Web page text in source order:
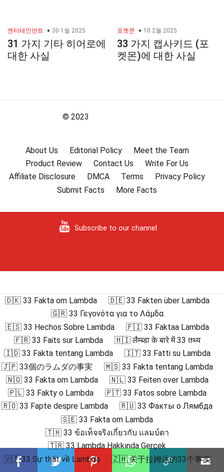
엔터테인먼트 30 1월 2025
31 가지 기타 히어로에
대한 사실
포켓몬 10 2월 2025
33 가지 캡사키드 (포
켓몬)에 대한 사실
© 2023
About Us Editorial Policy
Meet the Team
Product Review
Contact Us
Write For Us
Affiliate Disclosure
DMCA Terms
Privacy Policy
Submit Facts
More Facts
Subscribe to our channel
🇩🇰 33 Fakta om Lambda
🇩🇪 33 Fakten über Lambda
🇬🇷 33 Γεγονότα για το Λάμδα
🇪🇸 33 Hechos Sobre Lambda
🇫🇮 33 Faktaa Lambda
🇫🇷 33 Faits sur Lambda
🇭🇮 लैम्ब्डा के बारे में 33 तथ्य
🇮🇩 33 Fakta tentang Lambda
🇮🇹 33 Fatti su Lambda
🇯🇵 33個のラムダの事実
🇲🇸 33 Fakta tentang Lambda
🇳🇴 33 Fakta om Lambda
🇳🇱 33 Feiten over Lambda
🇵🇱 33 Fakty o Lambda
🇵🇹 33 Fatos sobre Lambda
🇷🇴 33 Fapte despre Lambda
🇷🇺 33 Факты о Лямбда
🇸🇪 33 Fakta om Lambda
🇹🇭 33 ข้อเท็จจริงเกี่ยวกับ แลมบ์ดา
🇹🇷 33 Lambda Hakkında Gerçek
🇻🇮 33 Sự thật về Lambda
🇿🇭 关于拉姆达的33个事实